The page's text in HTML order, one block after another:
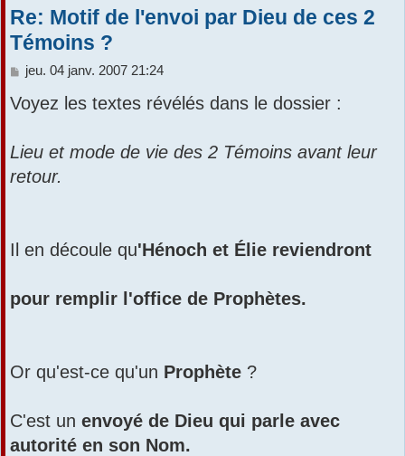
Re: Motif de l'envoi par Dieu de ces 2
Témoins ?
M
s
g
jeu. 04 janv. 2007 21:24
Voyez les textes révélés dans le dossier :
Lieu et mode de vie des 2 Témoins avant leur
retour.
Il en découle qu'Hénoch et Élie reviendront
pour remplir l'office de Prophètes.
Or qu'est-ce qu'un Prophète ?
C'est un envoyé de Dieu qui parle avec
autorité en son Nom.